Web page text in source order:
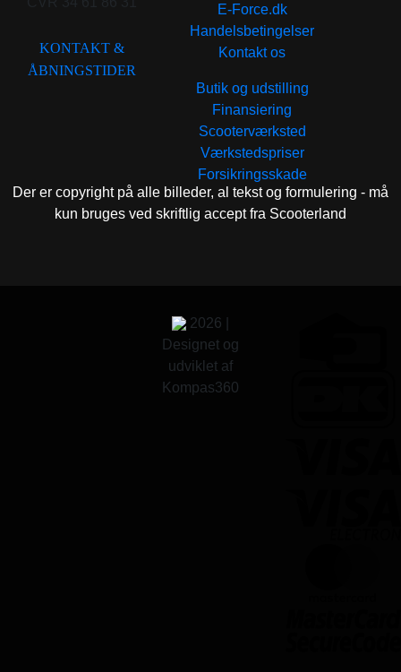
KONTAKT &
ÅBNINGSTIDER
E-Force.dk
Handelsbetingelser
Kontakt os
Butik og udstilling
Finansiering
Scooterværksted
Værkstedspriser
Forsikringsskade
Der er copyright på alle billeder, al tekst og formulering - må
kun bruges ved skriftlig accept fra Scooterland
2026 |
Designet og
udviklet af
Kompas360